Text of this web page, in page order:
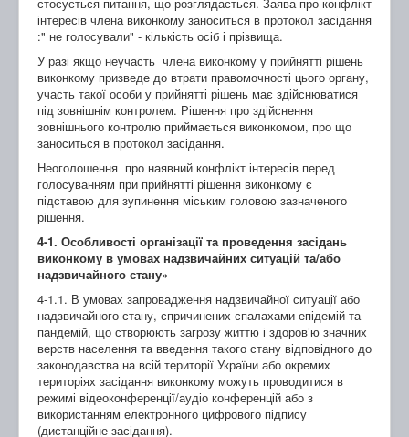
інтересів члена виконкому заноситься в протокол засідання
:" не голосували" - кількість осіб і прізвища.
У разі якщо неучасть члена виконкому у прийнятті рішень
виконкому призведе до втрати правомочності цього органу,
участь такої особи у прийнятті рішень має здійснюватися
під зовнішнім контролем. Рішення про здійснення
зовнішнього контролю приймається виконкомом, про що
заноситься в протокол засідання.
Неоголошення про наявний конфлікт інтересів перед
голосуванням при прийнятті рішення виконкому є
підставою для зупинення міським головою зазначеного
рішення.
4-1. Особливості організації та проведення засідань
виконкому в умовах надзвичайних ситуацій та/або
надзвичайного стану»
4-1.1. В умовах запровадження надзвичайної ситуації або
надзвичайного стану, спричинених спалахами епідемій та
пандемій, що створюють загрозу життю і здоров’ю значних
верств населення та введення такого стану відповідного до
законодавства на всій території України або окремих
територіях засідання виконкому можуть проводитися в
режимі відеоконференції/аудіо конференцій або з
використанням електронного цифрового підпису
(дистанційне засідання).